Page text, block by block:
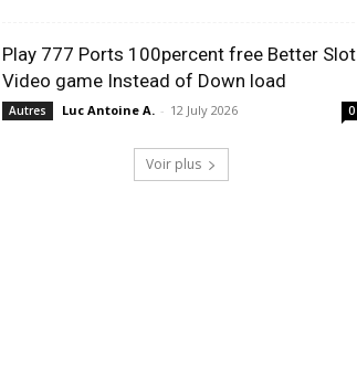
Play 777 Ports 100percent free Better Slot
Video game Instead of Down load
Autres Luc Antoine A. - 12 July 2026 0
Voir plus